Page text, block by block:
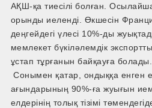
АҚШ-қа тиесілі болған.
орынды иеленді. Өкшесін
деңгейдегі үлесі 10%-ды
мемлекет бүкіләлемдік
ұстап тұрғанын байқауға болады.
Сонымен қатар, ондыққа енген
ағындарының 90%-ға жуығын
елдерінің толық тізімі